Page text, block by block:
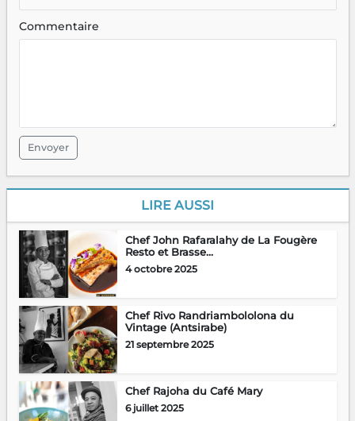
Commentaire
Envoyer
LIRE AUSSI
Chef John Rafaralahy de La Fougère
Resto et Brasse...
4 octobre 2025
Chef Rivo Randriambololona du
Vintage (Antsirabe)
21 septembre 2025
Chef Rajoha du Café Mary
6 juillet 2025